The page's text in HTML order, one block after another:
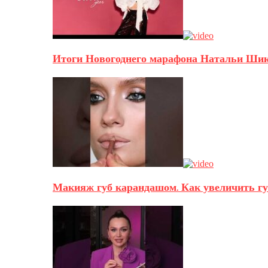
Итоги Новогоднего марафона Натальи
Макияж губ карандашом. Как увеличить